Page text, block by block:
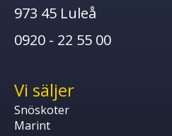
973 45 Luleå
0920 - 22 55 00
Vi säljer
Snöskoter
Marint